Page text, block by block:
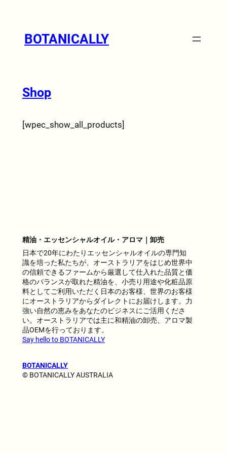
BOTANICALLY
Shop
[wpec_show_all_products]
精油・エッセンシャルオイル・アロマ｜卸売
日本で20年にわたりエッセンシャルオイルの専門知
識を培った私たちが、オーストラリアをはじめ世界中
の信頼できるファームから厳選して仕入れた品質と価
格のバランスが取れた精油を、小売り用途や化粧品原
料としてご利用いただく日本のお客様、世界のお客様
にオーストラリアからダイレクトにお届けします。力
強い自然の恵みをあなたのビジネスにご活用くださ
い。オーストラリアでは主に和精油の卸売、アロマ製
品OEMを行っております。
Say hello to BOTANICALLY
BOTANICALLY
© BOTANICALLY AUSTRALIA